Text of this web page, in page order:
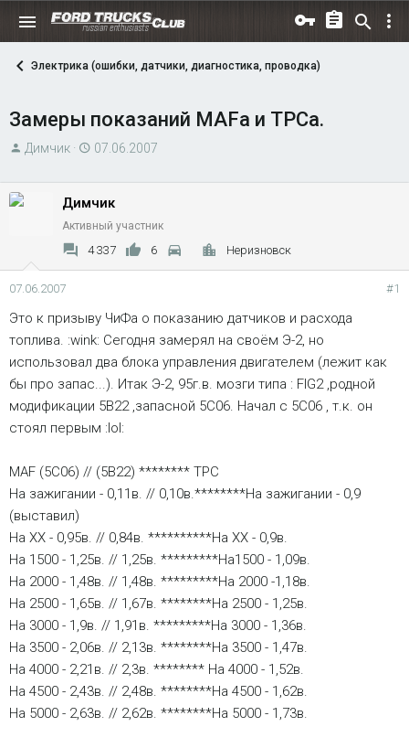
Электрика (ошибки, датчики, диагностика, проводка)
Замеры показаний MAFа и TPCа.
А
т
е
м
Димчик
Д
т
а
н
а
ч
а
07.06.2007
Димчик
Активный участник
4 337 6 Неризновск
07.06.2007 #1
Это к призыву ЧиФа о показанию датчиков и расхода
топлива. :wink: Сегодня замерял на своём Э-2, но
использовал два блока управления двигателем (лежит как
бы про запас...). Итак Э-2, 95г.в. мозги типа : FIG2 ,родной
модификации 5B22 ,запасной 5C06. Начал с 5С06 , т.к. он
стоял первым :lol:
MAF (5С06) // (5В22) ******** TPC
На зажигании - 0,11в. // 0,10в.********На зажигании - 0,9
(выставил)
На ХХ - 0,95в. // 0,84в. **********На ХХ - 0,9в.
На 1500 - 1,25в. // 1,25в. *********На1500 - 1,09в.
На 2000 - 1,48в. // 1,48в. *********На 2000 -1,18в.
На 2500 - 1,65в. // 1,67в. ********На 2500 - 1,25в.
На 3000 - 1,9в. // 1,91в. *********На 3000 - 1,36в.
На 3500 - 2,06в. // 2,13в. ********На 3500 - 1,47в.
На 4000 - 2,21в. // 2,3в. ******** На 4000 - 1,52в.
На 4500 - 2,43в. // 2,48в. ********На 4500 - 1,62в.
На 5000 - 2,63в. // 2,62в. ********На 5000 - 1,73в.